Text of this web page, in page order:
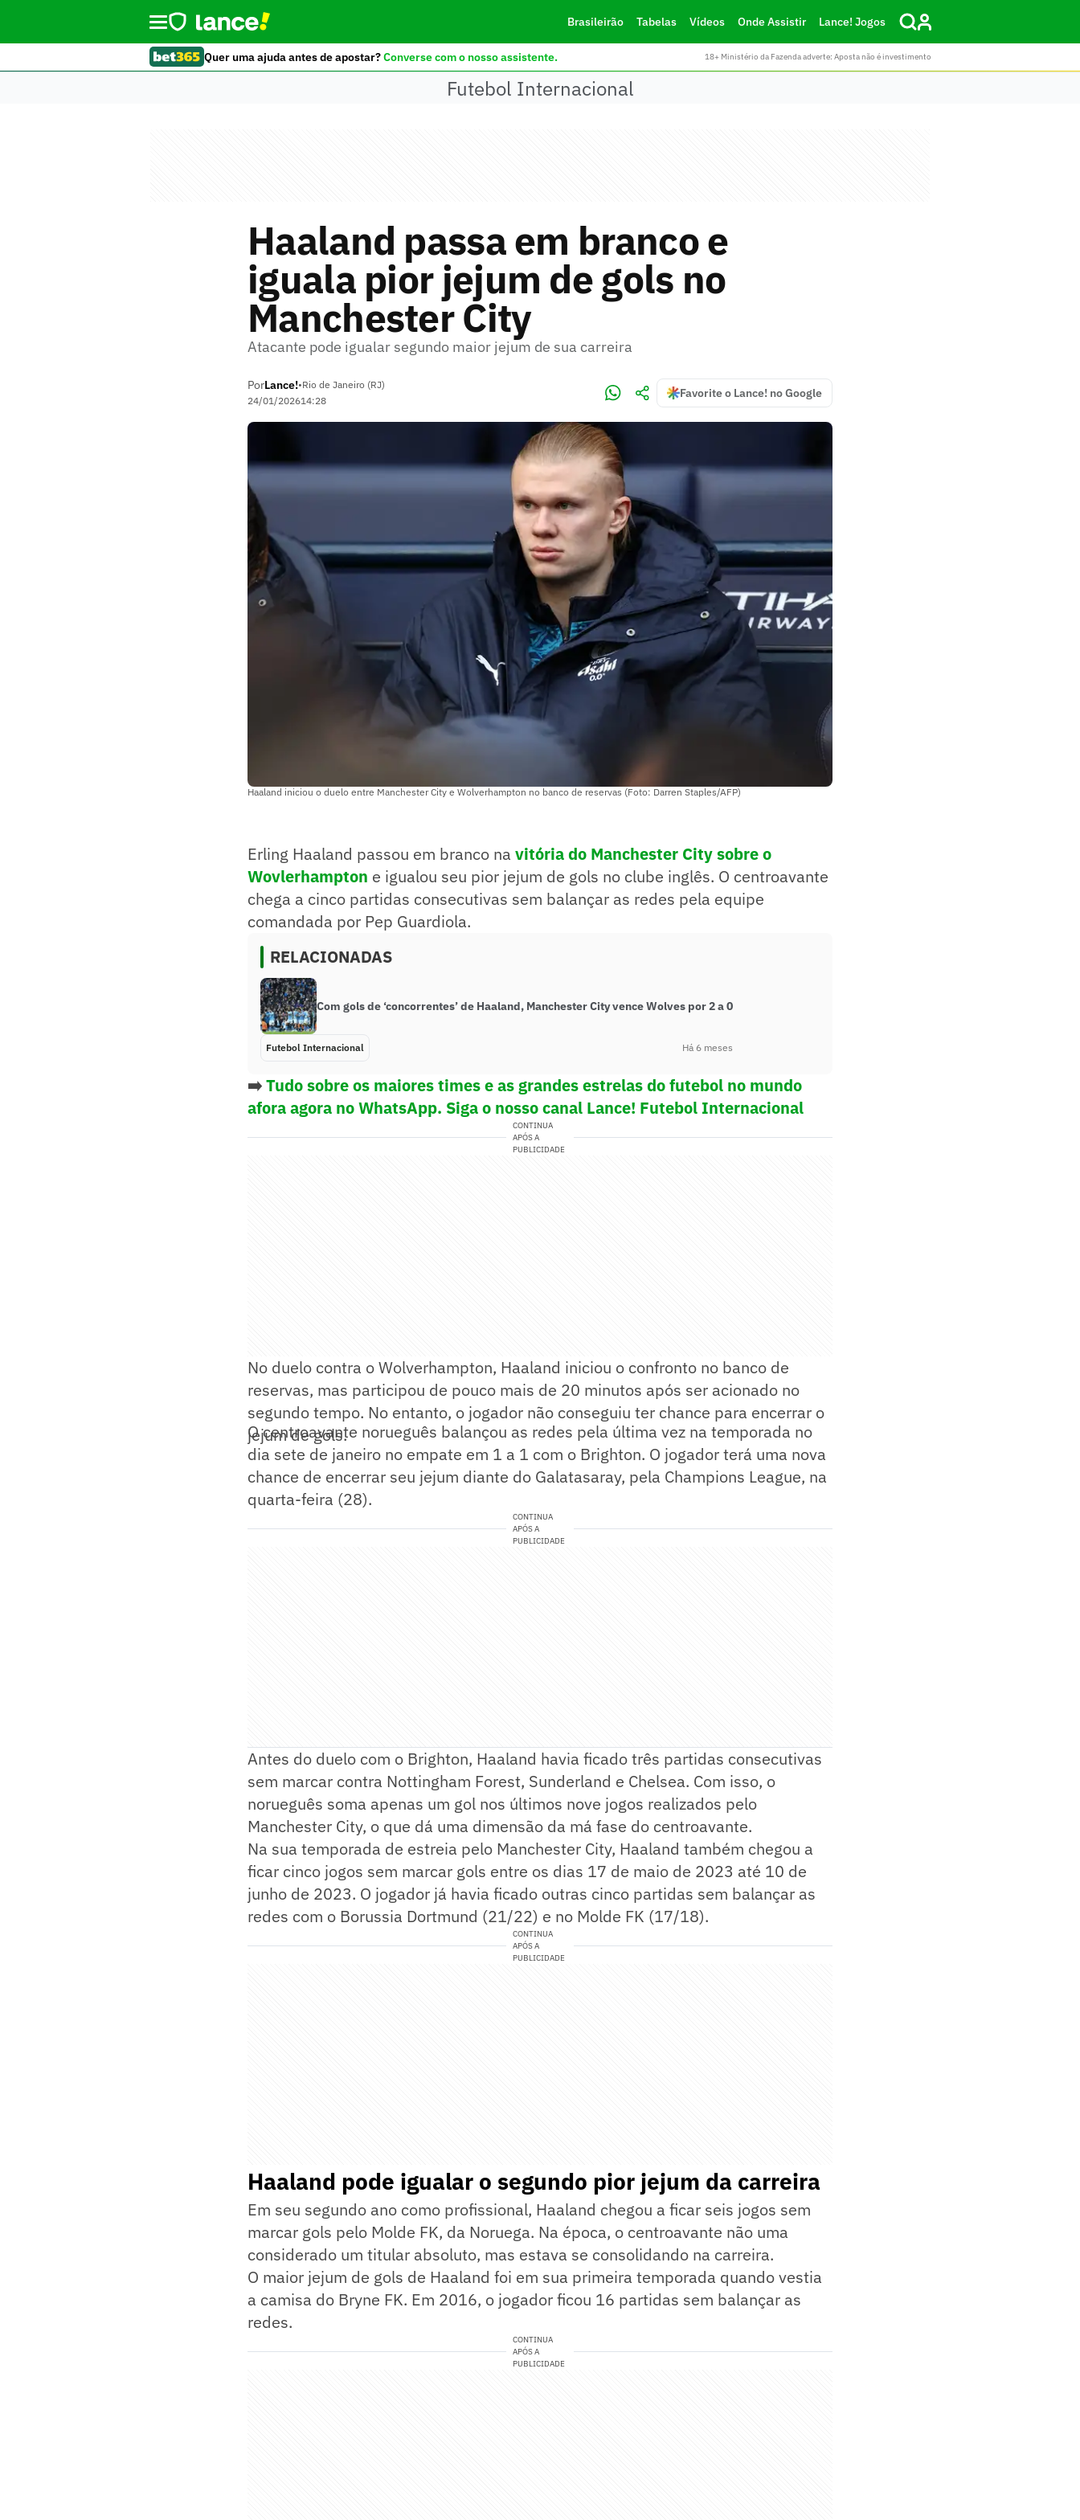
Brasileirão Tabelas Vídeos Onde Assistir Lance! Jogos
Quer uma ajuda antes de apostar?Converse com o nosso assistente. 18+ Ministério da Fazenda adverte: Aposta não é investimento
Futebol Internacional
Haaland passa em branco e
iguala pior jejum de gols no
Manchester City
Atacante pode igualar segundo maior jejum de sua carreira
PorLance!•Rio de Janeiro (RJ)
24/01/202614:28
Favorite o Lance! no Google
Haaland iniciou o duelo entre Manchester City e Wolverhampton no banco de reservas (Foto: Darren Staples/AFP)
Erling Haaland passou em branco na vitória do Manchester City sobre o
Wovlerhampton e igualou seu pior jejum de gols no clube inglês. O centroavante
chega a cinco partidas consecutivas sem balançar as redes pela equipe
comandada por Pep Guardiola.
RELACIONADAS
Com gols de ‘concorrentes’ de Haaland, Manchester City vence Wolves por 2 a 0
Futebol Internacional Há 6 meses
➡️Tudo sobre os maiores times e as grandes estrelas do futebol no mundo
afora agora no WhatsApp. Siga o nosso canal Lance! Futebol Internacional
CONTINUA
APÓS A
PUBLICIDADE
No duelo contra o Wolverhampton, Haaland iniciou o confronto no banco de
reservas, mas participou de pouco mais de 20 minutos após ser acionado no
segundo tempo. No entanto, o jogador não conseguiu ter chance para encerrar o
jejum de gols.
O centroavante norueguês balançou as redes pela última vez na temporada no
dia sete de janeiro no empate em 1 a 1 com o Brighton. O jogador terá uma nova
chance de encerrar seu jejum diante do Galatasaray, pela Champions League, na
quarta-feira (28).
CONTINUA
APÓS A
PUBLICIDADE
Antes do duelo com o Brighton, Haaland havia ficado três partidas consecutivas
sem marcar contra Nottingham Forest, Sunderland e Chelsea. Com isso, o
norueguês soma apenas um gol nos últimos nove jogos realizados pelo
Manchester City, o que dá uma dimensão da má fase do centroavante.
Na sua temporada de estreia pelo Manchester City, Haaland também chegou a
ficar cinco jogos sem marcar gols entre os dias 17 de maio de 2023 até 10 de
junho de 2023. O jogador já havia ficado outras cinco partidas sem balançar as
redes com o Borussia Dortmund (21/22) e no Molde FK (17/18).
CONTINUA
APÓS A
PUBLICIDADE
Haaland pode igualar o segundo pior jejum da carreira
Em seu segundo ano como profissional, Haaland chegou a ficar seis jogos sem
marcar gols pelo Molde FK, da Noruega. Na época, o centroavante não uma
considerado um titular absoluto, mas estava se consolidando na carreira.
O maior jejum de gols de Haaland foi em sua primeira temporada quando vestia
a camisa do Bryne FK. Em 2016, o jogador ficou 16 partidas sem balançar as
redes.
CONTINUA
APÓS A
PUBLICIDADE